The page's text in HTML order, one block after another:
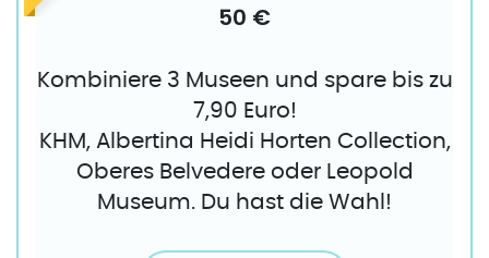
50 €
Kombiniere 3 Museen und spare bis zu
7,90 Euro!
KHM, Albertina Heidi Horten Collection,
Oberes Belvedere oder Leopold
Museum. Du hast die Wahl!